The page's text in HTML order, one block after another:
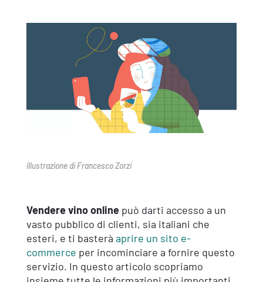
illustrazione di Francesco Zorzi
Vendere vino onlinepuò darti accesso a un
vasto pubblico di clienti, sia italiani che
esteri, e ti basterà aprire un sito e-
commerce per incominciare a fornire questo
servizio. In questo articolo scopriamo